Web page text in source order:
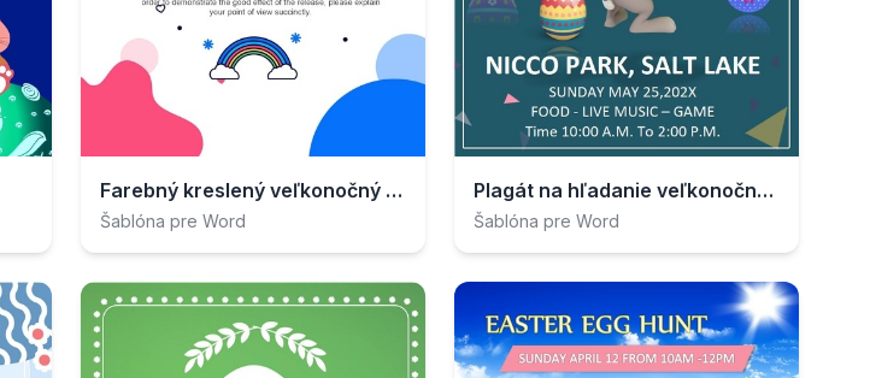
Farebný kreslený veľkonočný plagát
Šablóna pre Word
Plagát na hľadanie veľkonočných vajíčok
Šablóna pre Word